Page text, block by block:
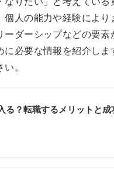
個人の能力や経験によ
ーダーシップなどの要
に必要な情報を紹介し
。
る？転職するメリットと